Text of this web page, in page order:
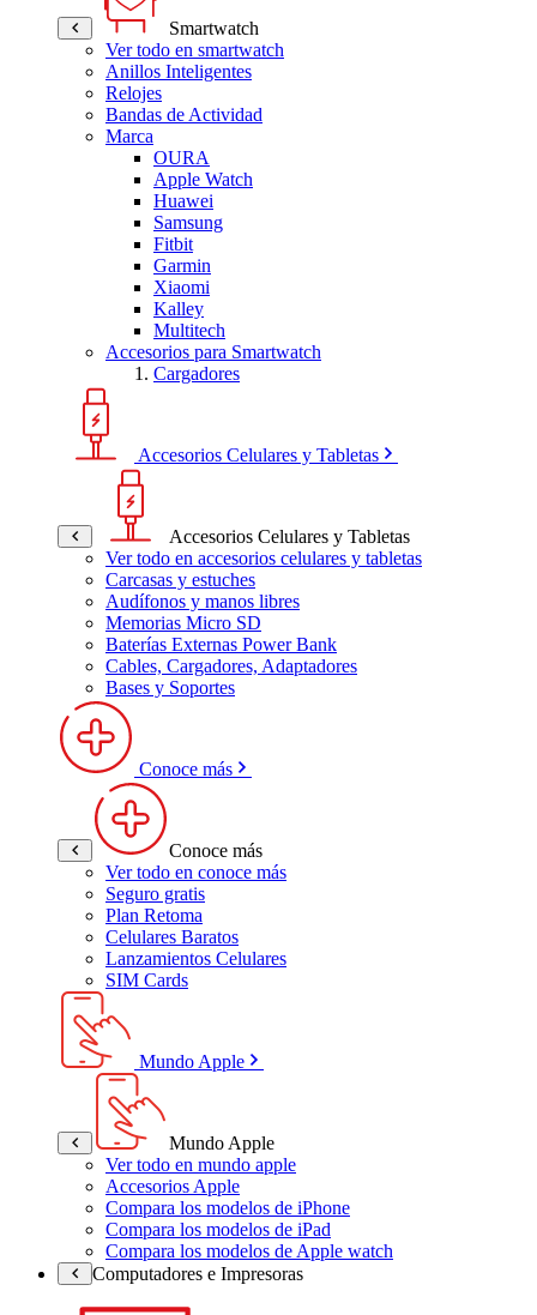
Smartwatch
Ver todo en smartwatch
Anillos Inteligentes
Relojes
Bandas de Actividad
Marca
OURA
Apple Watch
Huawei
Samsung
Fitbit
Garmin
Xiaomi
Kalley
Multitech
Accesorios para Smartwatch
Cargadores
Accesorios Celulares y Tabletas
Accesorios Celulares y Tabletas
Ver todo en accesorios celulares y tabletas
Carcasas y estuches
Audífonos y manos libres
Memorias Micro SD
Baterías Externas Power Bank
Cables, Cargadores, Adaptadores
Bases y Soportes
Conoce más
Conoce más
Ver todo en conoce más
Seguro gratis
Plan Retoma
Celulares Baratos
Lanzamientos Celulares
SIM Cards
Mundo Apple
Mundo Apple
Ver todo en mundo apple
Accesorios Apple
Compara los modelos de iPhone
Compara los modelos de iPad
Compara los modelos de Apple watch
Computadores e Impresoras